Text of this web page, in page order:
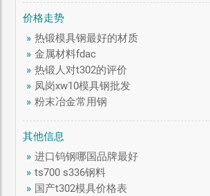
价格走势
» 热锻模具钢最好的材质
» 金属材料fdac
» 热锻人对t302的评价
» 凤岗xw10模具钢批发
» 粉末冶金常用钢
其他信息
» 进口钨钢哪国品牌最好
» ts700 s336钢料
» 国产t302模具价格表